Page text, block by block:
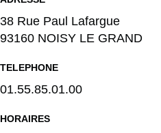
38 Rue Paul Lafargue
93160 NOISY LE GRAND
TELEPHONE
01.55.85.01.00
HORAIRES